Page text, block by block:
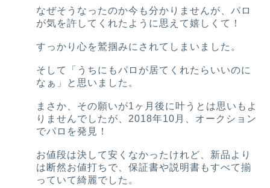
なぜそうなったのか今も分かりませんが、パロ
が気を許してくれたように思えて嬉しくて！
すっかり心を鷲掴みにされてしまいました。
そして「うちにもパロが居てくれたらいいのに
なぁ」と思いました。
まさか、その願いが1ヶ月後に叶うとは思いもよ
りませんでしたが、2018年10月、オークション
でパロを発見！
お値段は決して安くなかったけれど、新品より
は断然お値打ちで、保証書や説明書もすべて揃
っていて綺麗でした。